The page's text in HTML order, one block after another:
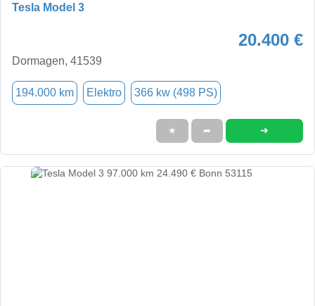
Tesla Model 3
20.400 €
Dormagen, 41539
194.000 km Elektro 366 kw (498 PS)
★ ➦ ➜